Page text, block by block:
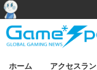
ホーム アクセスラ